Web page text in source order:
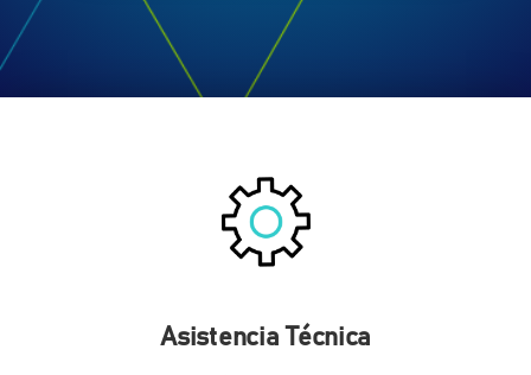
Asistencia Técnica